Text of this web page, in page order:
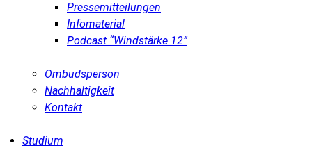
Pressemitteilungen
Infomaterial
Podcast “Windstärke 12”
Ombudsperson
Nachhaltigkeit
Kontakt
Studium